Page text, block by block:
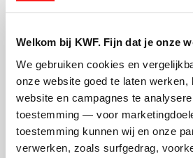
Welkom bij KWF. Fijn dat je onze
We gebruiken cookies en
onze website goed te laten werken,
website en campagnes te
toestemming — voor
toestemming kunnen wij en onze
verwerken, zoals surfgedrag,